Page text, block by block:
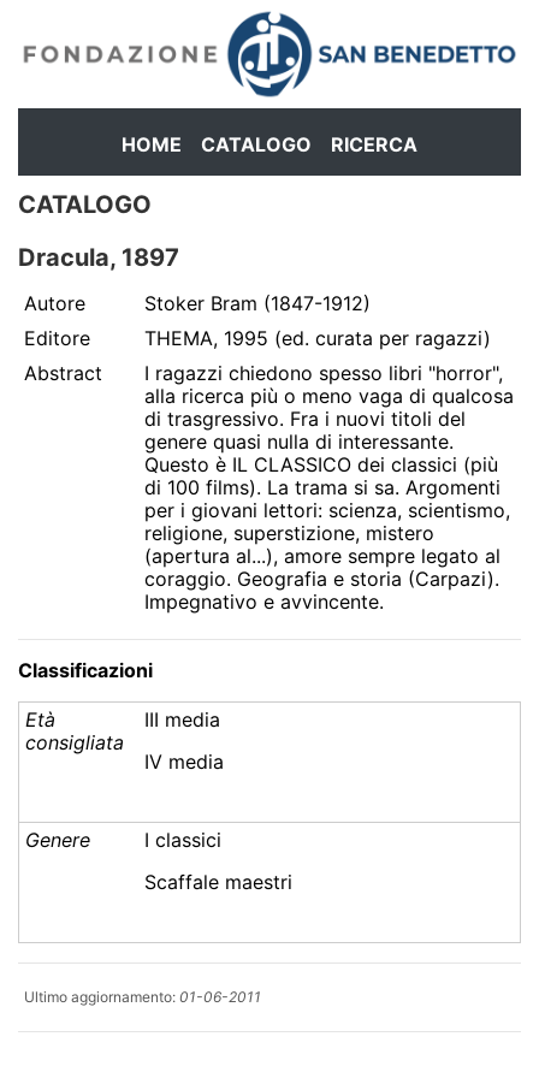
HOME CATALOGO RICERCA
CATALOGO
Dracula, 1897
Autore
Stoker Bram (1847-1912)
Editore
THEMA, 1995 (ed. curata per ragazzi)
Abstract
I ragazzi chiedono spesso libri "horror",
alla ricerca più o meno vaga di qualcosa
di trasgressivo. Fra i nuovi titoli del
genere quasi nulla di interessante.
Questo è IL CLASSICO dei classici (più
di 100 films). La trama si sa. Argomenti
per i giovani lettori: scienza, scientismo,
religione, superstizione, mistero
(apertura al...), amore sempre legato al
coraggio. Geografia e storia (Carpazi).
Impegnativo e avvincente.
Classificazioni
Età
consigliata
III media
IV media
Genere
I classici
Scaffale maestri
Ultimo aggiornamento: 01-06-2011